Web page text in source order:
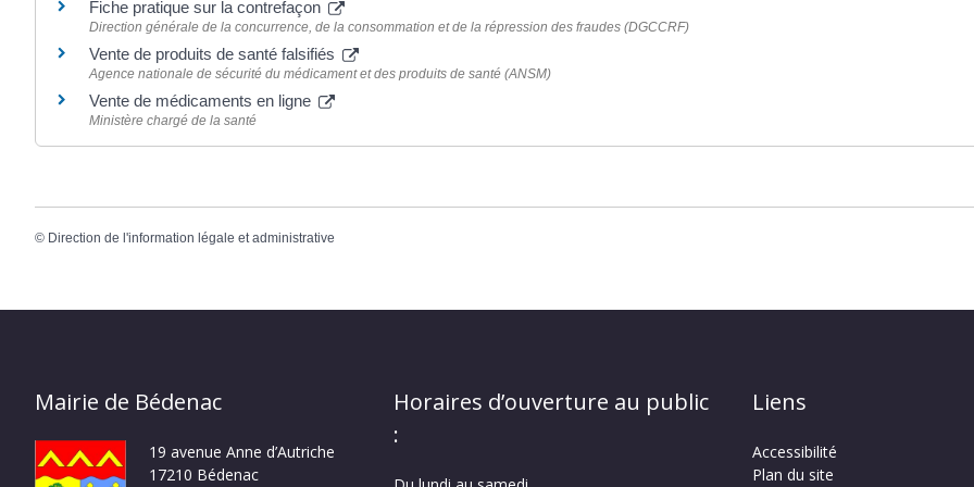
Fiche pratique sur la contrefaçon
Direction générale de la concurrence, de la consommation et de la répression des fraudes (DGCCRF)
Vente de produits de santé falsifiés
Agence nationale de sécurité du médicament et des produits de santé (ANSM)
Vente de médicaments en ligne
Ministère chargé de la santé
© Direction de l'information légale et administrative
Mairie de Bédenac
19 avenue Anne d’Autriche
17210 Bédenac
Horaires d’ouverture au public
:
Liens
Accessibilité
Plan du site